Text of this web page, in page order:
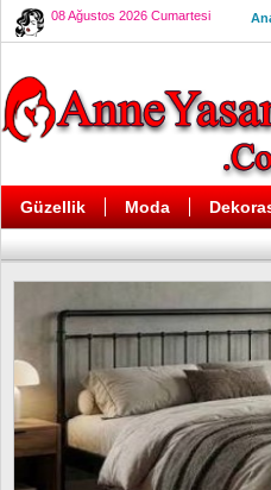
08 Ağustos 2026 Cumartesi
Güzellik Moda